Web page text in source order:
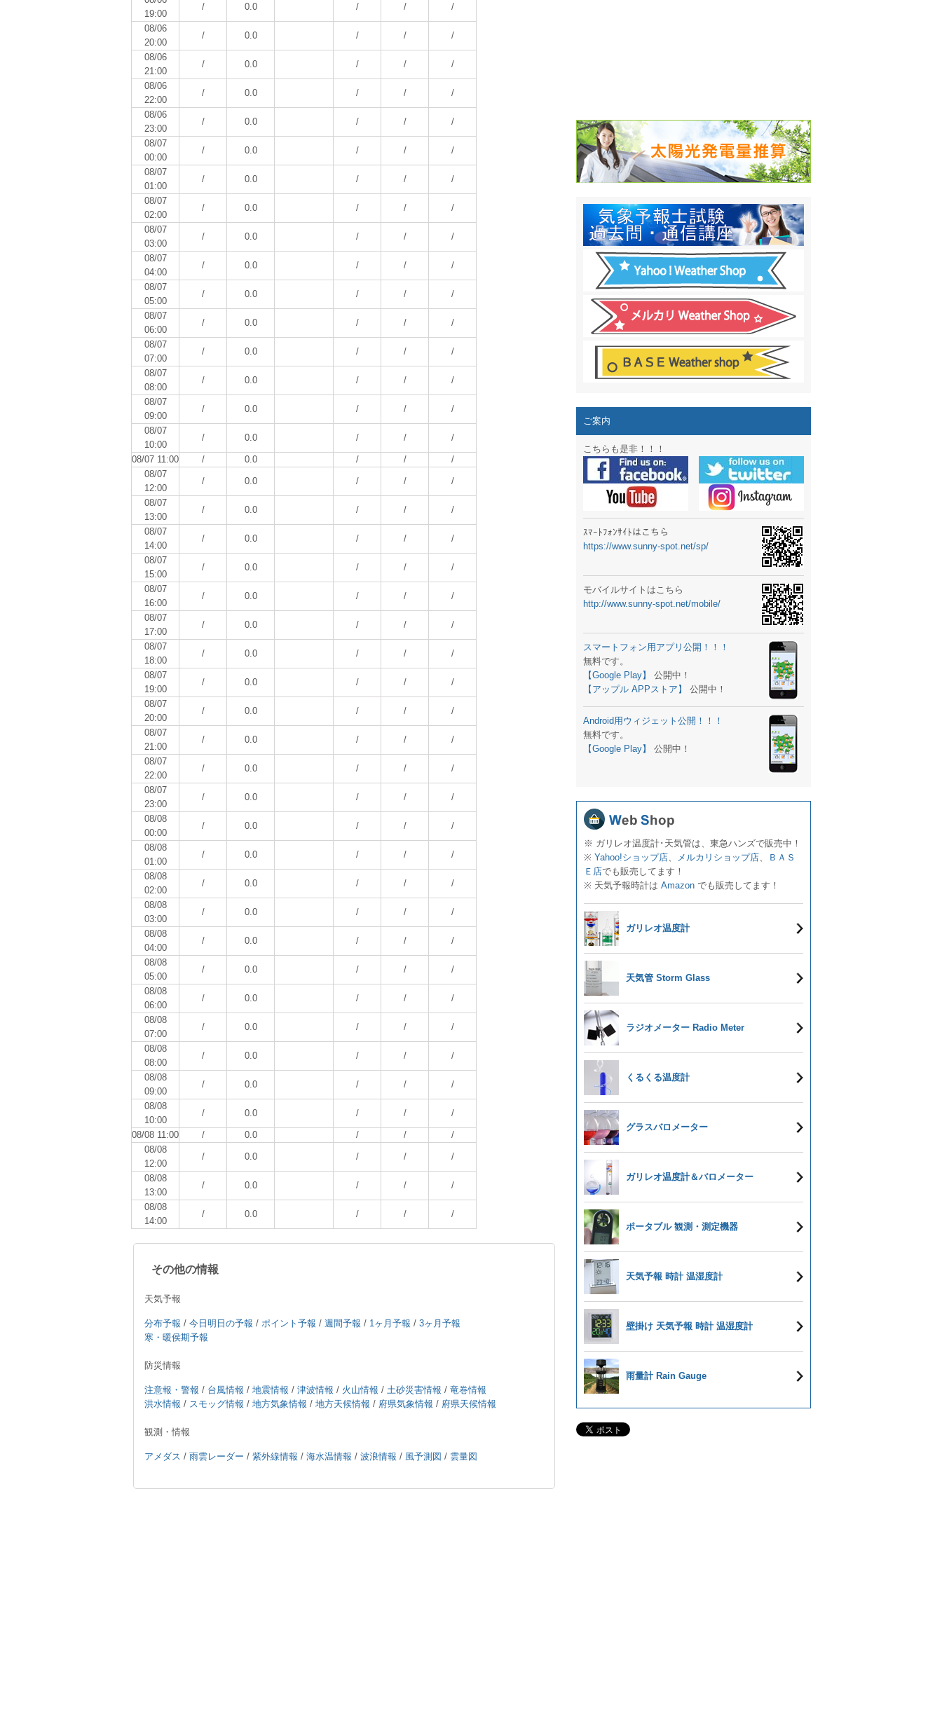
19:00
/ 0.0 / / /
08/06
20:00
/ 0.0 / / /
08/06
21:00
/ 0.0 / / /
08/06
22:00
/ 0.0 / / /
08/06
23:00
/ 0.0 / / /
08/07
00:00
/ 0.0 / / /
08/07
01:00
/ 0.0 / / /
08/07
02:00
/ 0.0 / / /
08/07
03:00
/ 0.0 / / /
08/07
04:00
/ 0.0 / / /
08/07
05:00
/ 0.0 / / /
08/07
06:00
/ 0.0 / / /
08/07
07:00
/ 0.0 / / /
08/07
08:00
/ 0.0 / / /
08/07
09:00
/ 0.0 / / /
08/07
10:00
/ 0.0 / / /
08/07 11:00 / 0.0 / /
/
08/07
12:00
/ 0.0 / / /
08/07
13:00
/ 0.0 / / /
08/07
14:00
/ 0.0 / / /
08/07
15:00
/ 0.0 / / /
08/07
16:00
/ 0.0 / / /
08/07
17:00
/ 0.0 / / /
08/07
18:00
/ 0.0 / / /
08/07
19:00
/ 0.0 / / /
08/07
20:00
/ 0.0 / / /
08/07
21:00
/ 0.0 / / /
08/07
22:00
/ 0.0 / / /
08/07
23:00
/ 0.0 / / /
08/08
00:00
/ 0.0 / / /
08/08
01:00
/ 0.0 / / /
08/08
02:00
/ 0.0 / / /
08/08
03:00
/ 0.0 / / /
08/08
04:00
/ 0.0 / / /
08/08
05:00
/ 0.0 / / /
08/08
06:00
/ 0.0 / / /
08/08
07:00
/ 0.0 / / /
08/08
08:00
/ 0.0 / / /
08/08
09:00
/ 0.0 / / /
08/08
10:00
/ 0.0 / / /
08/08 11:00 / 0.0 / /
/
08/08
12:00
/ 0.0 / / /
08/08
13:00
/ 0.0 / / /
08/08
14:00
/ 0.0 / / /
その他の情報
天気予報
分布予報 / 今日明日の予報 / ポイント予報 / 週間予報 / 1ヶ月予報 / 3ヶ月予報
寒・暖侯期予報
防災情報
注意報・警報 / 台風情報 / 地震情報 / 津波情報 / 火山情報 / 土砂災害情報 / 竜巻情報
洪水情報 / スモッグ情報 / 地方気象情報 / 地方天候情報 / 府県気象情報 / 府県天候情報
観測・情報
アメダス / 雨雲レーダー / 紫外線情報 / 海水温情報 / 波浪情報 / 風予測図 / 雲量図
ｽﾏｰﾄﾌｫﾝ用のサイト作成！
結露 10日間予報オプション追加！
ガリレオ温度計&天気管新色登場！
HPリニューアル第２弾：本サイト Update!
HPリニューアル第１弾：英語ページOPEN
週間天気図&週間波浪図を10日に延長しました
太陽光発電量の推算はじめました
気象情報通知サービス「お天気見張り番」開始
週間波浪図追加しました。
予報士通信講座に解析ツール追加！！
専門天気図アーカイブ開始！！
スマートフォン アプリ バージョンアップ
ラジオメーターニュータイプ新登場！
スマートフォン ウィジェット公開
気象予報士スクールの御案内
弊社事務所を移転しました。
生物平年値 更新
予報士学習サイト OPEN！
専門天気図 追加
ラジオメーター輸入販売開始！
スマートフォン アプリ バージョンアップ
お天気パーツ 追加
ご案内
こちらも是非！！！
ｽﾏｰﾄﾌｫﾝｻｲﾄはこちら
https://www.sunny-spot.net/sp/
モバイルサイトはこちら
http://www.sunny-spot.net/mobile/
スマートフォン用アプリ公開！！！
無料です。
【Google Play】
公開中！
【アップル APPストア】
公開中！
Android用ウィジェット公開！！！
無料です。
【Google Play】
公開中！
※ ガリレオ温度計･天気管は、東急ハンズで販売中！
※ Yahoo!ショップ店、 メルカリショップ店、
ＢＡＳ
Ｅ店でも販売してます！
※ 天気予報時計は Amazon でも販売してます！
ガリレオ温度計
天気管 Storm Glass
ラジオメーター Radio Meter
くるくる温度計
グラスバロメーター
ガリレオ温度計＆バロメーター
ポータブル 観測・測定機器
天気予報 時計 温湿度計
壁掛け 天気予報 時計 温湿度計
雨量計 Rain Gauge